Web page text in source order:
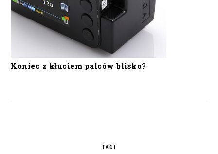
Koniec z kłuciem palców blisko?
TAGI